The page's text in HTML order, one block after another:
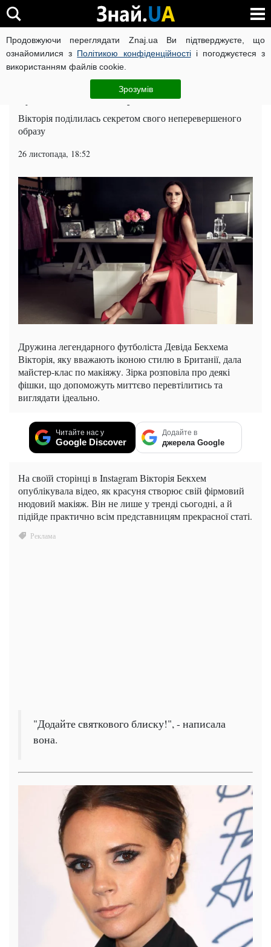
Продовжуючи переглядати Znaj.ua Ви підтверджуєте, що
ознайомилися з Політикою конфіденційностіі погоджуєтеся з
використанням файлів cookie.
Зрозумів
ВІЙНА РОСІЇ ПРОТИ УКРАЇНИ КОРОНАВІРУС В УКРАЇНІ
Шоу-бізнес ЧИТАТЬ НА РУССКОМ
Будь, як Бекхем! Лайфхак від ікони стилю
Вікторія поділилась секретом свого неперевершеного
образу
26 листопада, 18:52
Дружина легендарного футболіста Девіда Бекхема
Вікторія, яку вважають іконою стилю в Британії, дала
майстер-клас по макіяжу. Зірка розповіла про деякі
фішки, що допоможуть миттєво перевтілитись та
виглядати ідеально.
Читайте нас у
Google Discover
Додайте в
джерела Google
На своїй сторінці в Instagram Вікторія Бекхем
опублікувала відео, як красуня створює свій фірмовий
нюдовий макіяж. Він не лише у тренді сьогодні, а й
підійде практично всім представницям прекрасної статі.
"Додайте святкового блиску!", - написала
вона.